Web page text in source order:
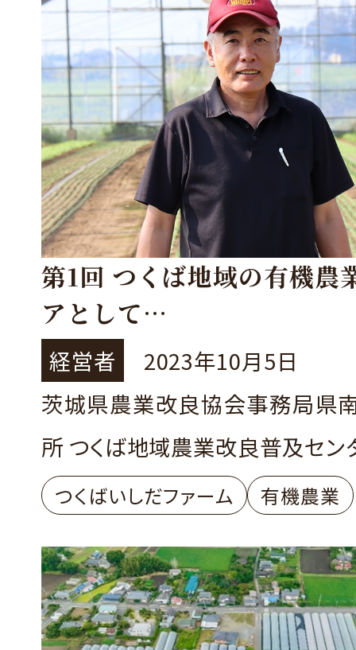
第1回 つくば地域の有機農
アとして
つくば市 つくばいしだフ
石田農園） 石田真也さん
経営者
2023年10月5日
茨城県農業改良協会事務局県
所 つくば地域農業改良普及セン
つくばいしだファーム 有機農業